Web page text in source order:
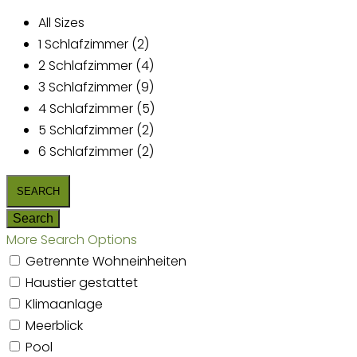
All Sizes
1 Schlafzimmer (2)
2 Schlafzimmer (4)
3 Schlafzimmer (9)
4 Schlafzimmer (5)
5 Schlafzimmer (2)
6 Schlafzimmer (2)
More Search Options
Getrennte Wohneinheiten
Haustier gestattet
Klimaanlage
Meerblick
Pool